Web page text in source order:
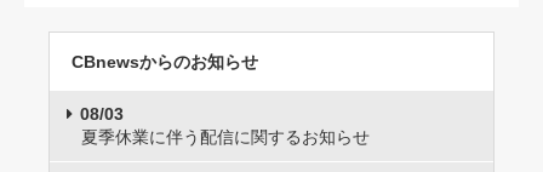
CBnewsからのお知らせ
08/03
夏季休業に伴う配信に関するお知らせ